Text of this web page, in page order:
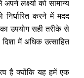
लक्ष्यों को सामान्य
करने में मदद
उपयोग सही तरीके से
में अधिक उत्साहित
है क्योंकि यह हमें एक